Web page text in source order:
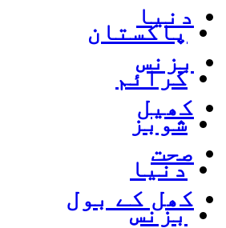
پاکستان
کرائم
شوبز
دنیا
بزنس
دنیا
بزنس
کھیل
صحت
کھل کے بول